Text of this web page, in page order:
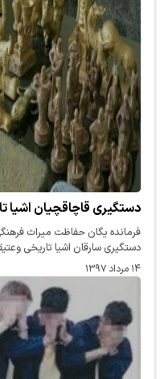
دستگیری قاچاقچیان اشیا
فرمانده یگان حفاظت میراث
دستگیری سارقان اشیا تاریخی
۱۴ مرداد ۱۳۹۷